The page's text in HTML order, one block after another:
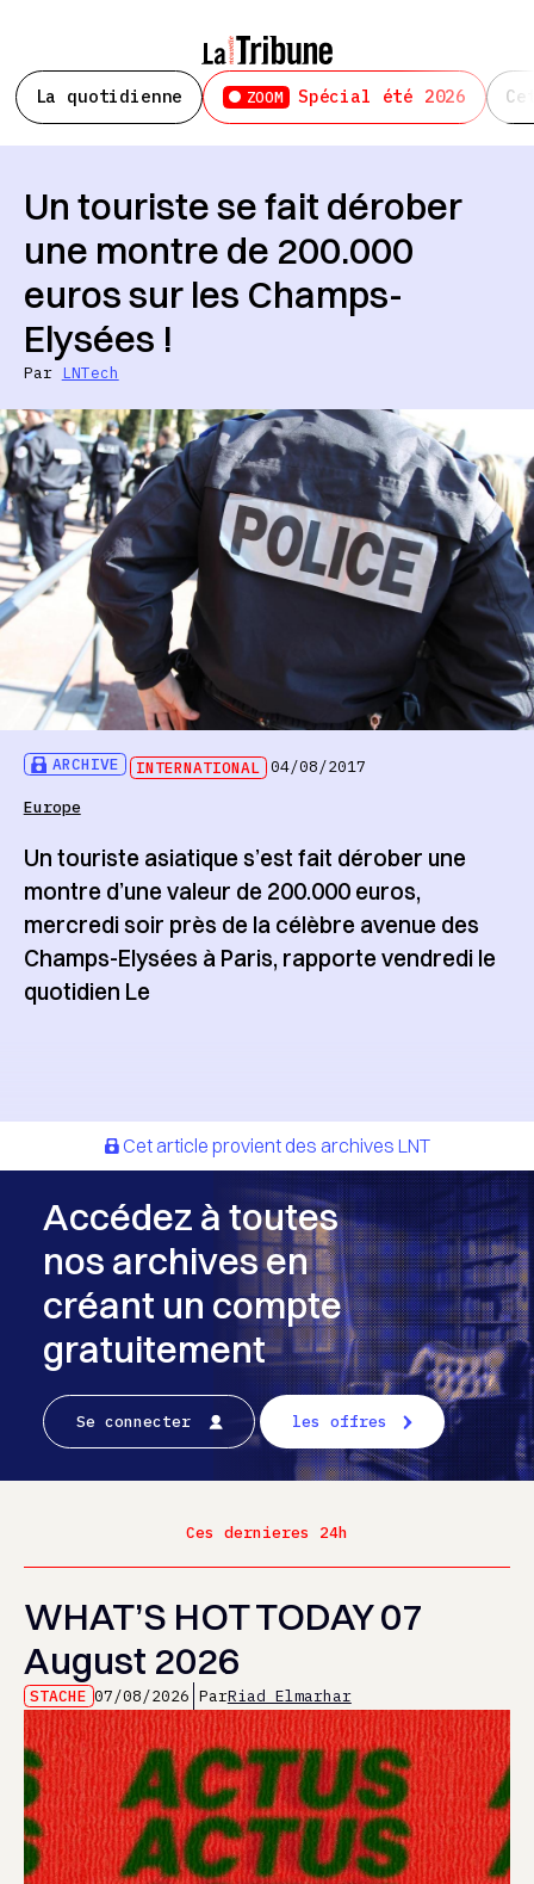
La quotidienne ZOOM Spécial été 2026
ARCHIVE INTERNATIONAL 04/08/2017
Europe
Un touriste se fait dérober
une montre de 200.000
euros sur les Champs-
Elysées !
Par LNTech
Un touriste asiatique s’est fait dérober une
montre d’une valeur de 200.000 euros,
mercredi soir près de la célèbre avenue des
Champs-Elysées à Paris, rapporte vendredi le
quotidien Le
Cet article provient des archives LNT
Accédez à toutes
nos archives en
créant un compte
gratuitement
Se connecter les offres
Ces dernieres 24h
WHAT’S HOT TODAY 07
August 2026
STACHE 07/08/2026 ParRiad Elmarhar